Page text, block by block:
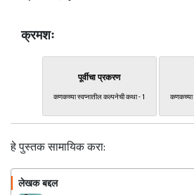
क्रमशः
पूर्वीचा प्रकरण
कणकच्या स्वप्नातील कल्पनेची कथा - 1 कणकच्या
हे पुस्तक सामायिक करा:
लेखक बद्दल